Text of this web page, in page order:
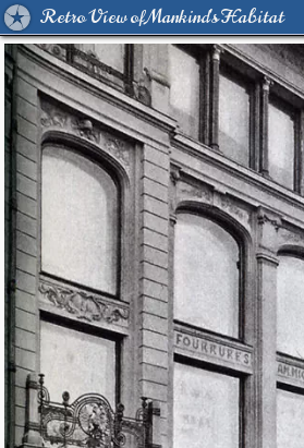
Retro View of Mankind's Habitat